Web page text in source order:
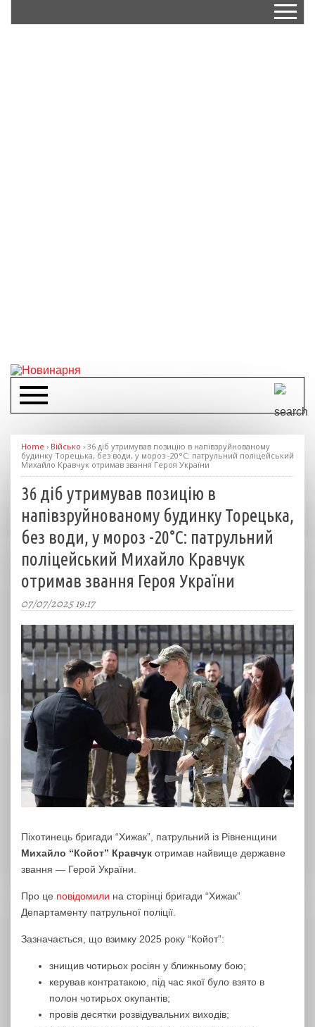
Home › Військо › 36 діб утримував позицію в напівзруйнованому
будинку Торецька, без води, у мороз -20°С: патрульний поліцейський
Михайло Кравчук отримав звання Героя України
36 діб утримував позицію в
напівзруйнованому будинку Торецька,
без води, у мороз -20°С: патрульний
поліцейський Михайло Кравчук
отримав звання Героя України
07/07/2025 19:17
Піхотинець бригади “Хижак”, патрульний із Рівненщини
Михайло “Койот” Кравчук отримав найвище державне
звання — Герой України.
Про це повідомили на сторінці бригади “Хижак”
Департаменту патрульної поліції.
Зазначається, що взимку 2025 року “Койот”:
знищив чотирьох росіян у ближньому бою;
керував контратакою, під час якої було взято в
полон чотирьох окупантів;
провів десятки розвідувальних виходів;